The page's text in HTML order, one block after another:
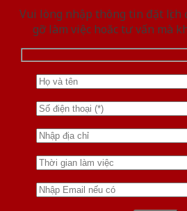
Vui lòng nhập thông tin đặt lịch
gỡ làm việc hoăc tư vấn mà